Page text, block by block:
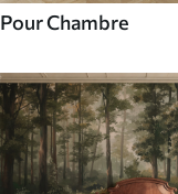
Pour Chambre